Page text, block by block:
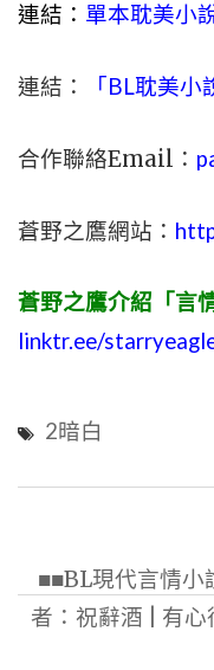
連結： 單本耽美小
連結： 「BL耽美
合作聯絡Email：
蒼野之鷹網站：
蒼野之鷹介紹「言
linktr.ee/
2暗白
導
覽
■■BL現代言情小
者：祝辭酒 | 有